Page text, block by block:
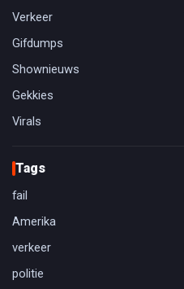
Verkeer
Gifdumps
Shownieuws
Gekkies
Virals
Tags
fail
Amerika
verkeer
politie